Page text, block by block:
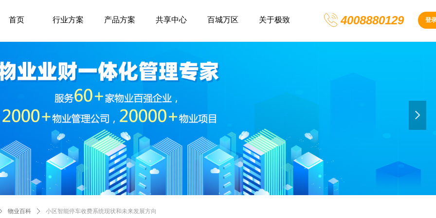
4008880129 登
首页 行业方案 产品方案 共享中心 百城万区 关于极致
넲
物业百科 ꄲ 小区智能停车收费系统现状和未来发展方向